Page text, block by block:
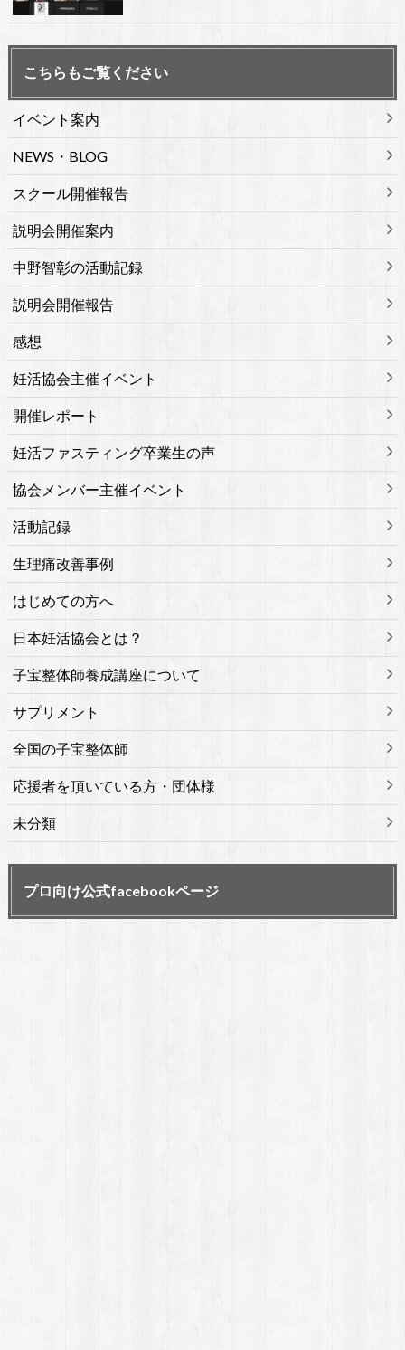
こちらもご覧ください
イベント案内
NEWS・BLOG
スクール開催報告
説明会開催案内
中野智彰の活動記録
説明会開催報告
感想
妊活協会主催イベント
開催レポート
妊活ファスティング卒業生の声
協会メンバー主催イベント
活動記録
生理痛改善事例
はじめての方へ
日本妊活協会とは？
子宝整体師養成講座について
サプリメント
全国の子宝整体師
応援者を頂いている方・団体様
未分類
プロ向け公式facebookページ